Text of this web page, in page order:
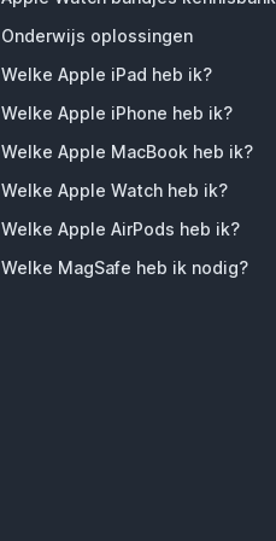
Onderwijs oplossingen
Welke Apple iPad heb ik?
Welke Apple iPhone heb ik?
Welke Apple MacBook heb ik?
Welke Apple Watch heb ik?
Welke Apple AirPods heb ik?
Welke MagSafe heb ik nodig?